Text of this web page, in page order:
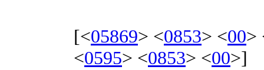
[<05869> <0853> <00>
<0595> <0853> <00>]